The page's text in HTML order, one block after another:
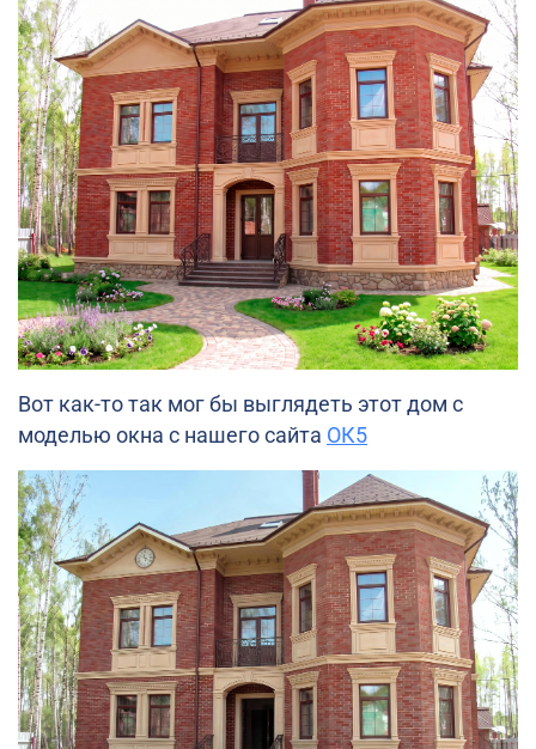
Вот как-то так мог бы выглядеть этот дом с
моделью окна с нашего сайта ОК5